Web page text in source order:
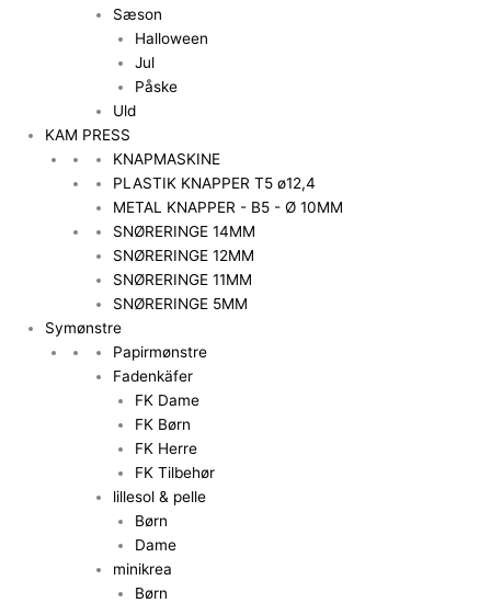
Sæson
Halloween
Jul
Påske
Uld
KAM PRESS
KNAPMASKINE
PLASTIK KNAPPER T5 ø12,4
METAL KNAPPER - B5 - Ø 10MM
SNØRERINGE 14MM
SNØRERINGE 12MM
SNØRERINGE 11MM
SNØRERINGE 5MM
Symønstre
Papirmønstre
Fadenkäfer
FK Dame
FK Børn
FK Herre
FK Tilbehør
lillesol & pelle
Børn
Dame
minikrea
Børn